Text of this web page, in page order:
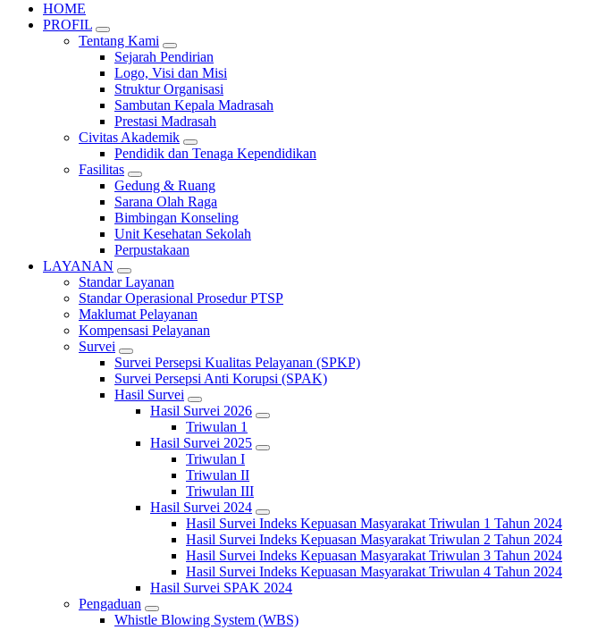
HOME
PROFIL
Tentang Kami
Sejarah Pendirian
Logo, Visi dan Misi
Struktur Organisasi
Sambutan Kepala Madrasah
Prestasi Madrasah
Civitas Akademik
Pendidik dan Tenaga Kependidikan
Fasilitas
Gedung & Ruang
Sarana Olah Raga
Bimbingan Konseling
Unit Kesehatan Sekolah
Perpustakaan
LAYANAN
Standar Layanan
Standar Operasional Prosedur PTSP
Maklumat Pelayanan
Kompensasi Pelayanan
Survei
Survei Persepsi Kualitas Pelayanan (SPKP)
Survei Persepsi Anti Korupsi (SPAK)
Hasil Survei
Hasil Survei 2026
Triwulan 1
Hasil Survei 2025
Triwulan I
Triwulan II
Triwulan III
Hasil Survei 2024
Hasil Survei Indeks Kepuasan Masyarakat Triwulan 1 Tahun 2024
Hasil Survei Indeks Kepuasan Masyarakat Triwulan 2 Tahun 2024
Hasil Survei Indeks Kepuasan Masyarakat Triwulan 3 Tahun 2024
Hasil Survei Indeks Kepuasan Masyarakat Triwulan 4 Tahun 2024
Hasil Survei SPAK 2024
Pengaduan
Whistle Blowing System (WBS)